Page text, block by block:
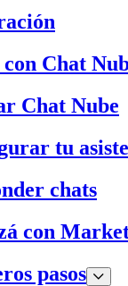
con Chat
Chat Nube
tu
chats
con
pasos